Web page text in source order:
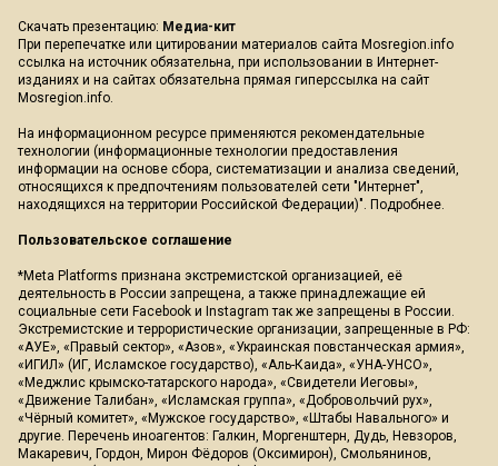
Скачать презентацию: Медиа-кит
При перепечатке или цитировании материалов сайта Mosregion.info
ссылка на источник обязательна, при использовании в Интернет-
изданиях и на сайтах обязательна прямая гиперссылка на сайт
Mosregion.info.
На информационном ресурсе применяются рекомендательные
технологии (информационные технологии предоставления
информации на основе сбора, систематизации и анализа сведений,
относящихся к предпочтениям пользователей сети "Интернет",
находящихся на территории Российской Федерации)". Подробнее.
Пользовательское соглашение
*Meta Platforms признана экстремистской организацией, её
деятельность в России запрещена, а также принадлежащие ей
социальные сети Facebook и Instagram так же запрещены в России.
Экстремистские и террористические организации, запрещенные в РФ:
«АУЕ», «Правый сектор», «Азов», «Украинская повстанческая армия»,
«ИГИЛ» (ИГ, Исламское государство), «Аль-Каида», «УНА-УНСО»,
«Меджлис крымско-татарского народа», «Свидетели Иеговы»,
«Движение Талибан», «Исламская группа», «Добровольчий рух»,
«Чёрный комитет», «Мужское государство», «Штабы Навального» и
другие. Перечень иноагентов: Галкин, Моргенштерн, Дудь, Невзоров,
Макаревич, Гордон, Мирон Фёдоров (Оксимирон), Смольянинов,